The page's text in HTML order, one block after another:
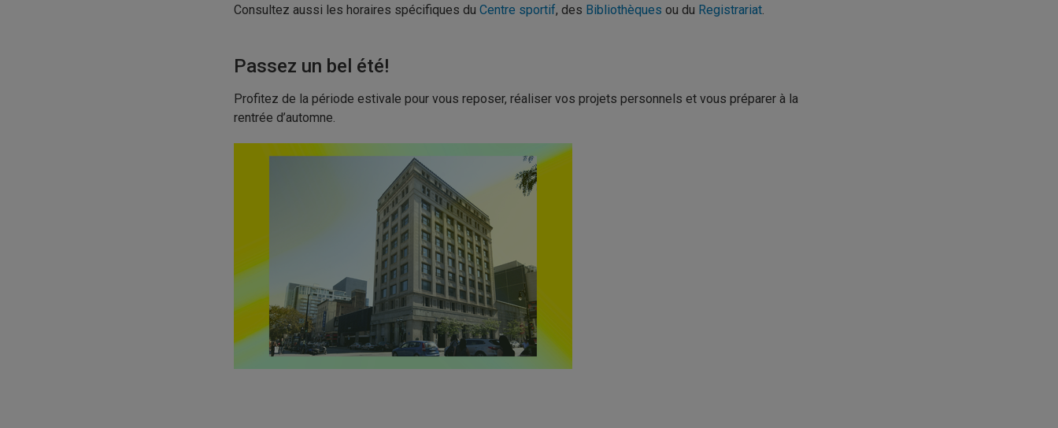
Consultez aussi les horaires spécifiques du Centre sportif, des Bibliothèques ou du Registrariat.
Passez un bel été!
Profitez de la période estivale pour vous reposer, réaliser vos projets personnels et vous préparer à la
rentrée d’automne.